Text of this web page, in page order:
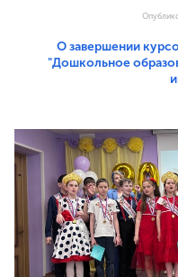
О завершении
"Дошкольное